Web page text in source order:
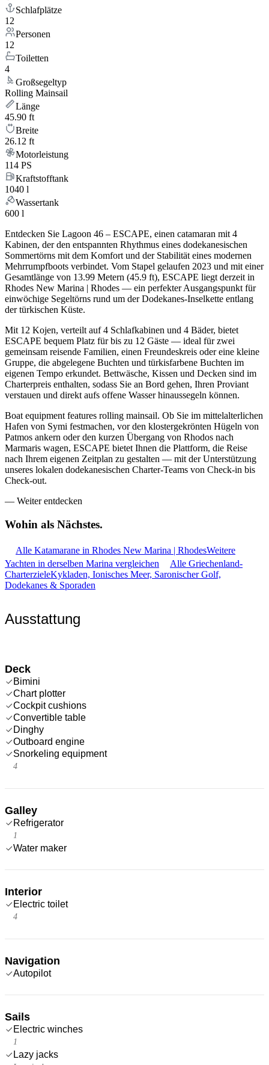
Schlafplätze
12
Personen
12
Toiletten
4
Großsegeltyp
Rolling Mainsail
Länge
45.90 ft
Breite
26.12 ft
Motorleistung
114 PS
Kraftstofftank
1040 l
Wassertank
600 l
Entdecken Sie Lagoon 46 – ESCAPE, einen catamaran mit 4
Kabinen, der den entspannten Rhythmus eines dodekanesischen
Sommertörns mit dem Komfort und der Stabilität eines modernen
Mehrrumpfboots verbindet. Vom Stapel gelaufen 2023 und mit einer
Gesamtlänge von 13.99 Metern (45.9 ft), ESCAPE liegt derzeit in
Rhodes New Marina | Rhodes — ein perfekter Ausgangspunkt für
einwöchige Segeltörns rund um der Dodekanes-Inselkette entlang
der türkischen Küste.
Mit 12 Kojen, verteilt auf 4 Schlafkabinen und 4 Bäder, bietet
ESCAPE bequem Platz für bis zu 12 Gäste — ideal für zwei
gemeinsam reisende Familien, einen Freundeskreis oder eine kleine
Gruppe, die abgelegene Buchten und türkisfarbene Buchten im
eigenen Tempo erkundet. Bettwäsche, Kissen und Decken sind im
Charterpreis enthalten, sodass Sie an Bord gehen, Ihren Proviant
verstauen und direkt aufs offene Wasser hinaussegeln können.
Boat equipment features rolling mainsail. Ob Sie im mittelalterlichen
Hafen von Symi festmachen, vor den klostergekrönten Hügeln von
Patmos ankern oder den kurzen Übergang von Rhodos nach
Marmaris wagen, ESCAPE bietet Ihnen die Plattform, die Reise
nach Ihrem eigenen Zeitplan zu gestalten — mit der Unterstützung
unseres lokalen dodekanesischen Charter-Teams von Check-in bis
Check-out.
— Weiter entdecken
Wohin als Nächstes.
Alle Katamarane in Rhodes New Marina | RhodesWeitere
Yachten in derselben Marina vergleichen
Alle Griechenland-
CharterzieleKykladen, Ionisches Meer, Saronischer Golf,
Dodekanes & Sporaden
Ausstattung
Deck
Bimini
Chart plotter
Cockpit cushions
Convertible table
Dinghy
Outboard engine
Snorkeling equipment
4
Galley
Refrigerator
1
Water maker
Interior
Electric toilet
4
Navigation
Autopilot
Sails
Electric winches
1
Lazy jacks